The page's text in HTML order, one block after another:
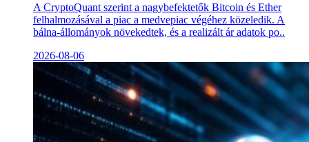
A CryptoQuant szerint a nagybefektetők Bitcoin és Ether
felhalmozásával a piac a medvepiac végéhez közeledik. A
bálna-állományok növekedtek, és a realizált ár adatok po..
2026-08-06